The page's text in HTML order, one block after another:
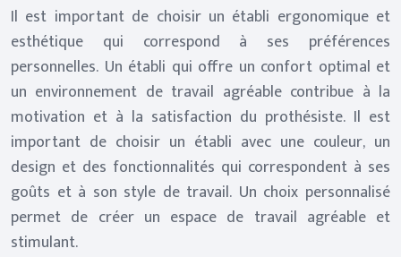
Il est important de choisir un établi ergonomique et
esthétique qui correspond à ses préférences
personnelles. Un établi qui offre un confort optimal et
un environnement de travail agréable contribue à la
motivation et à la satisfaction du prothésiste. Il est
important de choisir un établi avec une couleur, un
design et des fonctionnalités qui correspondent à ses
goûts et à son style de travail. Un choix personnalisé
permet de créer un espace de travail agréable et
stimulant.